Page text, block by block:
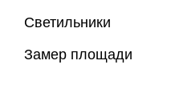
Светильники
Замер площади